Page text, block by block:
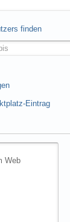
finden
Eintrag